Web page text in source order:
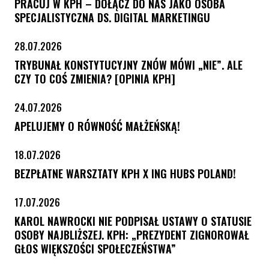
PRACUJ W KPH – DOŁĄCZ DO NAS JAKO OSOBA
SPECJALISTYCZNA DS. DIGITAL MARKETINGU
28.07.2026
TRYBUNAŁ KONSTYTUCYJNY ZNÓW MÓWI „NIE”. ALE
CZY TO COŚ ZMIENIA? [OPINIA KPH]
24.07.2026
APELUJEMY O RÓWNOŚĆ MAŁŻEŃSKĄ!
18.07.2026
BEZPŁATNE WARSZTATY KPH X ING HUBS POLAND!
17.07.2026
KAROL NAWROCKI NIE PODPISAŁ USTAWY O STATUSIE
OSOBY NAJBLIŻSZEJ. KPH: „PREZYDENT ZIGNOROWAŁ
GŁOS WIĘKSZOŚCI SPOŁECZEŃSTWA”